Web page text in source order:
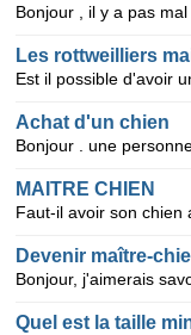
Les rottweilliers
Achat d'un chien
MAITRE CHIEN
Faut-il avoir son chien
Devenir maître-